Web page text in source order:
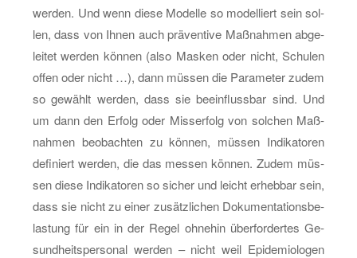
wer­den. Und wenn diese Mo­del­le so mo­del­liert sein sol­
len, dass von Ihnen auch prä­ven­ti­ve Maß­nah­men ab­ge­
lei­tet wer­den kön­nen (also Mas­ken oder nicht, Schu­len
offen oder nicht …), dann müs­sen die Pa­ra­me­ter zudem
so ge­wählt wer­den, dass sie be­ein­fluss­bar sind. Und
um dann den Er­folg oder Miss­er­folg von sol­chen Maß­
nah­men be­ob­ach­ten zu kön­nen, müs­sen In­di­ka­to­ren
de­fi­niert wer­den, die das mes­sen kön­nen. Zudem müs­
sen diese In­di­ka­to­ren so si­cher und leicht er­heb­bar sein,
dass sie nicht zu einer zu­sätz­li­chen Do­ku­men­ta­ti­ons­be­
las­tung für ein in der Regel oh­ne­hin über­for­der­tes Ge­
sund­heits­per­so­nal wer­den – nicht weil Epi­de­mio­lo­gen